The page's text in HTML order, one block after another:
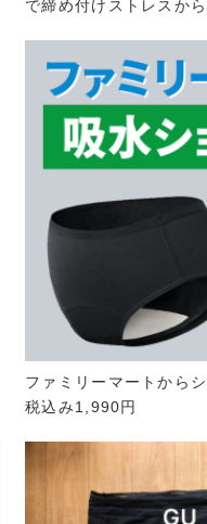
で締め付けストレスか
ファミリーマートから
税込み1,990円